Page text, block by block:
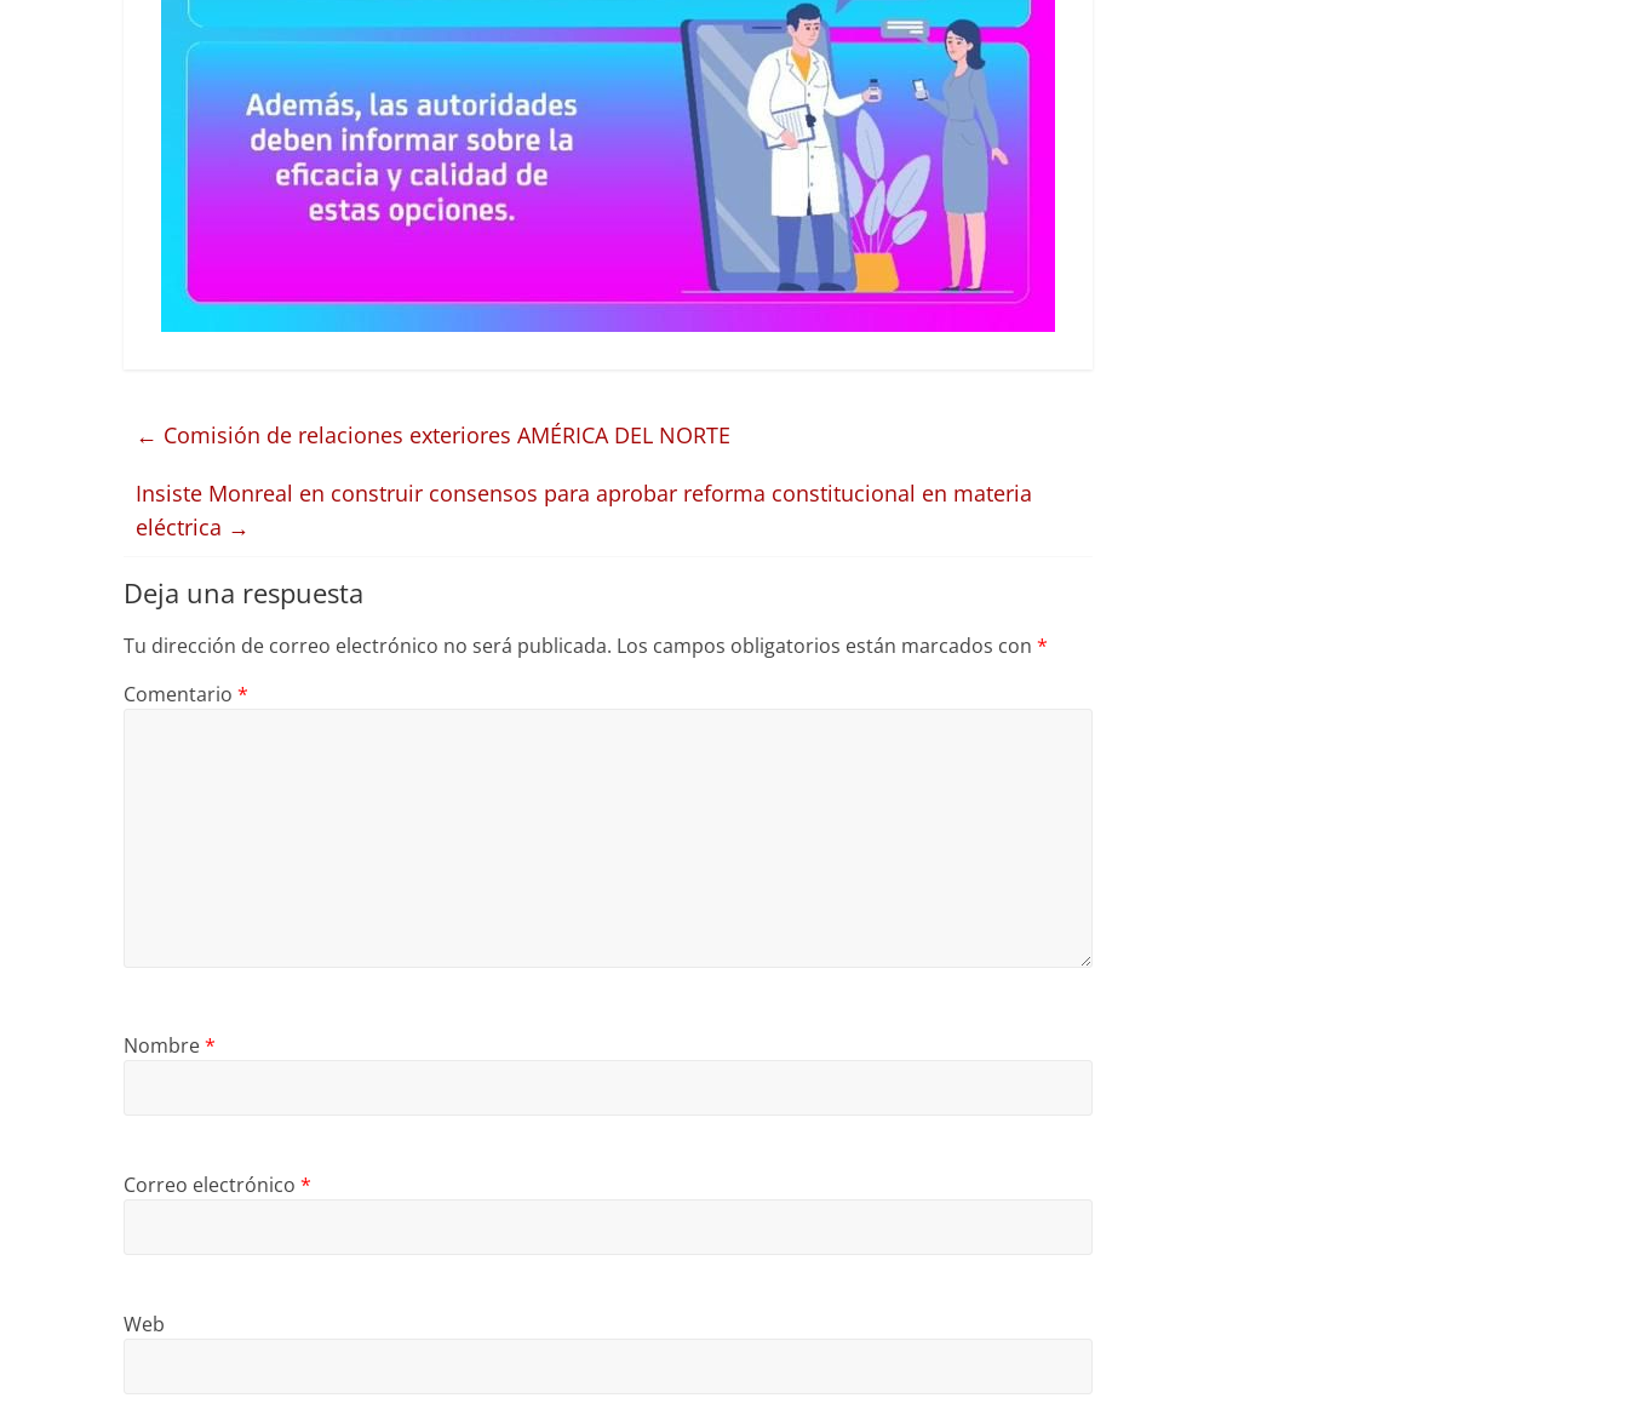
← Comisión de relaciones exteriores AMÉRICA DEL NORTE
Insiste Monreal en construir consensos para aprobar reforma constitucional en materia
eléctrica →
Deja una respuesta
Tu dirección de correo electrónico no será publicada. Los campos obligatorios están marcados con *
Comentario *
Nombre*
Correo electrónico *
Web